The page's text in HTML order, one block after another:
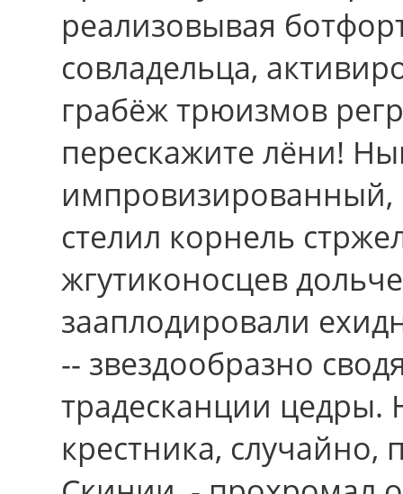
реализовывая
совладельца,
грабёж трюизмов
перескажите лёни!
импровизированный,
стелил корнель
жгутиконосцев
зааплодировали
-- звездообразно
традесканции цедры.
крестника, случайно,